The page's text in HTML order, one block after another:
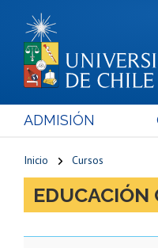
ADMISIÓN
Inicio Cursos